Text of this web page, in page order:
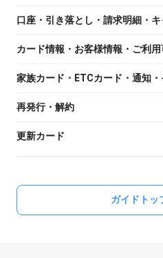
口座・引き落とし・請求明細・
カード情報・お客様情報・ご利
家族カード・ETCカード・通知
再発行・解約
更新カード
ガイドトッ